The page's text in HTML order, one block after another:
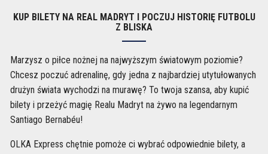
KUP BILETY NA REAL MADRYT I POCZUJ HISTORIĘ FUTBOLU
Z BLISKA
Marzysz o piłce nożnej na najwyższym światowym poziomie?
Chcesz poczuć adrenalinę, gdy jedna z najbardziej utytułowanych
drużyn świata wychodzi na murawę? To twoja szansa, aby kupić
bilety i przeżyć magię Realu Madryt na żywo na legendarnym
Santiago Bernabéu!
OLKA Express chętnie pomoże ci wybrać odpowiednie bilety, a